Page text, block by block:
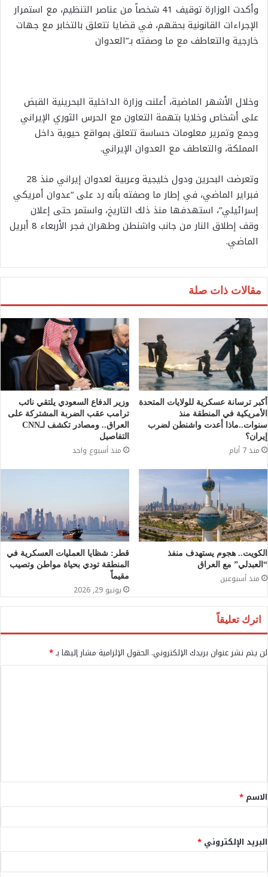
وأكدت الوزارة توقيف 41 شخصاً من عناصر التنظيم، مع استمرار
الإجراءات القانونية بحقهم، في قضايا تتعلق بالتخابر مع جهات
خارجية والتعاطف مع ما وصفته بـ”العدوان
وخلال الأشهر الماضية، أعلنت وزارة الداخلية البحرينية القبض
على أشخاص وخلايا بتهمة التعاون مع الحرس الثوري الإيراني
وجمع وتمرير معلومات حساسة تتعلق بمواقع حيوية داخل
المملكة، والتعاطف مع العدوان الإيراني.
وتعرضت البحرين ودول خليجية وعربية لعدوان إيراني منذ 28
فبراير الماضي، في إطار ما وصفته بأنه رد على “عدوان أمريكي
إسرائيلي”، استهدفها منذ ذلك التاريخ، واستمر حتى إعلان
وقف إطلاق النار من جانب واشنطن وطهران فجر الأربعاء 8 أبريل
الماضي.
مقالات ذات صلة
أكبر ترسانة عسكرية للولايات المتحدة
الأمريكية في المنطقة منذ
سنوات..ماذا أعدت واشنطن لضرب
إيران؟
منذ 7 أيام
وزير الدفاع السعودي يلتقي نائب
ترامب عقب الضربة المشتركة على
العراق.. ومصادر تكشف لـCNN
التفاصيل
منذ أسبوع واحد
الكويت.. هجوم يستهدف منفذ
“العبدلي” مع العراق
منذ أسبوعين
قطر: شظايا العمليات العسكرية في
المنطقة تودي بحياة مواطن وتصيب
مقيماً
يونيو 29, 2026
اترك تعليقاً
لن يتم نشر عنوان بريدك الإلكتروني. الحقول الإلزامية مشار إليها بـ*
ق
*
الاسم *
البريد الإلكتروني *